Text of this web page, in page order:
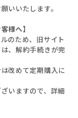
いいたします。
様へ】
のため、旧サイト
、解約手続きが完
改めて定期購入に
いますので、詳細